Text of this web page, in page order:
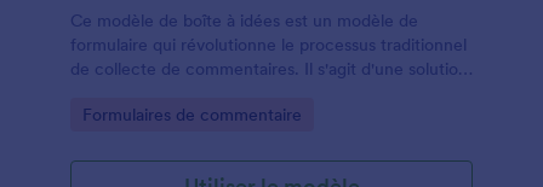
Ce modèle de boîte à idées est un modèle de
formulaire qui révolutionne le processus traditionnel
de collecte de commentaires. Il s'agit d'une solution
contributions des employés ou des clients.
Go to Category:
Formulaires de commentaire